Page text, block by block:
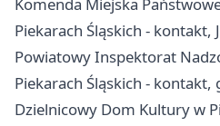
Komenda Miejska
Piekarach Śląskich - kontakt,
Powiatowy Inspektorat
Piekarach Śląskich - kontakt,
Dzielnicowy Dom Kultury w